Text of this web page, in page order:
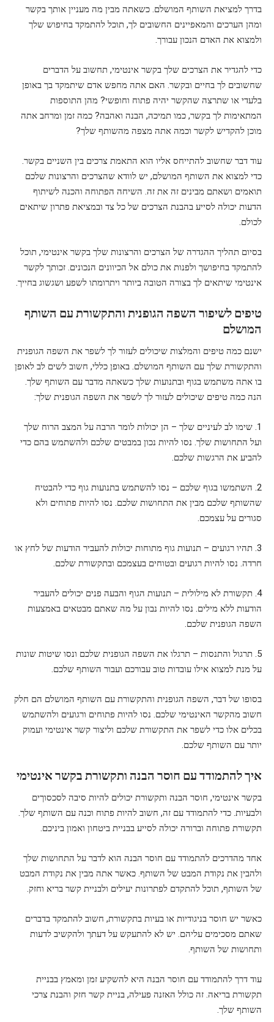
בדרך למציאת השותף המושלם. כשאתה מבין מה מעניין אותך בקשר
ומהן הערכים והמאפיינים החשובים לך, תוכל להתמקד בחיפוש שלך
ולמצוא את האדם הנכון עבורך.
כדי להגדיר את הצרכים שלך בקשר אינטימי, תחשוב על הדברים
שחשובים לך בחיים ובקשר. האם אתה מחפש אדם שיתמקד בך באופן
בלעדי או שתרצה שהקשר יהיה פתוח וחופשי? מהן התוספות
המתאימות לך בקשר, כמו תמיכה, הבנה ואהבה? כמה זמן ומרחב אתה
מוכן להקדיש לקשר וכמה אתה מצפה מהשותף שלך?
עוד דבר שחשוב להתייחס אליו הוא התאמת צרכים בין השניים בקשר.
כדי למצוא את השותף המושלם, יש לוודא שהצרכים והרצונות שלכם
תואמים ושאתם מבינים זה את זה. השיחה הפתוחה והכנה לשיתוף
הדעות יכולה לסייע בהבנת הצרכים של כל צד ובמציאת פתרון שיתאים
לכולם.
בסיום תהליך ההגדרה של הצרכים והרצונות שלך בקשר אינטימי, תוכל
להתמקד בחיפושך ולפנות את כולם אל הכיוונים הנכונים. זכותך לקשר
אינטימי שיתאים לך בצורה הטובה ביותר ויתרומתו לשפע ושגשוג בחייך.
טיפים לשיפור השפה הגופנית והתקשורת עם השותף
המושלם
ישנם כמה טיפים והמלצות שיכולים לעזור לך לשפר את השפה הגופנית
והתקשורת שלך עם השותף המושלם. באופן כללי, חשוב לשים לב לאופן
בו אתה משתמש בגוף ובתנועות שלך כשאתה מדבר עם השותף שלך.
הנה כמה טיפים שיכולים לעזור לך לשפר את השפה הגופנית שלך:
1. שימו לב לעיניים שלך – הן יכולות לומר הרבה על המצב הרוח שלך
ועל התחושות שלך. נסו להיות נכון במבטים שלכם ולהשתמש בהם כדי
להביע את הרגשות שלכם.
2. השתמשו בגוף שלכם – נסו להשתמש בתנועות גוף כדי להבטיח
שהשותף שלכם מבין את התחושות שלכם. נסו להיות פתוחים ולא
סגורים על עצמכם.
3. תהיו רגועים – תנועות גוף מתוחות יכולות להעביר הודעות של לחץ או
חרדה. נסו להיות רגועים ובטוחים בעצמכם ובתקשורת שלכם.
4. תקשורת לא מילולית – תנועות הגוף והבעה פנים יכולים להעביר
הודעות ללא מילים. נסו להיות נבון על מה שאתם מבטאים באמצעות
השפה הגופנית שלכם.
5. תרגול והתנסות – תרגלו את השפה הגופנית שלכם ונסו שיטות שונות
על מנת למצוא אילו עובדות טוב עבורכם ועבור השותף שלכם.
בסופו של דבר, השפה הגופנית והתקשורת עם השותף המושלם הם חלק
חשוב מהקשר האינטימי שלכם. נסו להיות פתוחים ורגועים ולהשתמש
בכלים אלו כדי לשפר את התקשורת שלכם וליצור קשר אינטימי ועמוק
יותר עם השותף שלכם.
איך להתמודד עם חוסר הבנה ותקשורת בקשר אינטימי
בקשר אינטימי, חוסר הבנה ותקשורת יכולים להיות סיבה לסכסוךים
ולבעיות. כדי להתמודד עם זה, חשוב להיות פתוח וכנה עם השותף שלך.
תקשורת פתוחה וברורה יכולה לסייע בבניית ביטחון ואמון ביניכם.
אחד מהדרכים להתמודד עם חוסר הבנה הוא לדבר על התחושות שלך
ולהבין את נקודת המבט של השותף. כאשר אתה מבין את נקודת המבט
של השותף, תוכל להתקדם לפתרונות יעילים ולבניית קשר בריא וחזק.
כאשר יש חוסר בניגודיות או בעיות בתקשורת, חשוב להתמקד בדברים
שאתם מסכימים עליהם. יש לא להתעקש על דעתך ולהקשיב לדעות
ותחושות של השותף.
עוד דרך להתמודד עם חוסר הבנה היא להשקיע זמן ומאמץ בבניית
תקשורת בריאה. זה כולל האזנה פעילה, בניית קשר חזק והבנת צרכי
השותף שלך.